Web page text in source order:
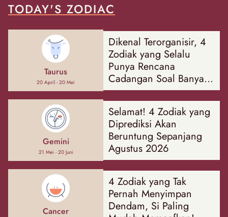
TODAY'S ZODIAC
Taurus
20 April - 20 Mei
Dikenal Terorganisir, 4
Zodiak yang Selalu
Punya Rencana
Cadangan Soal Banyak
Hal
Gemini
21 Mei - 20 Juni
Selamat! 4 Zodiak yang
Diprediksi Akan
Beruntung Sepanjang
Agustus 2026
Cancer
4 Zodiak yang Tak
Pernah Menyimpan
Dendam, Si Paling